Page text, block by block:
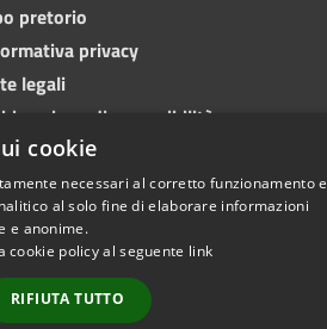
pretorio
privacy
legali
di accessibilità
cookie
necessari al corretto funzionamento e
al solo fine di elaborare informazioni
e anonime.
cookie policy al seguente link
RIFIUTA TUTTO